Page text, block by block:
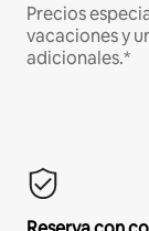
Precios
vacaciones y
adicionales.*